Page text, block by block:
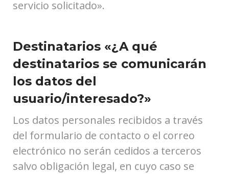
servicio solicitado».
Destinatarios «¿A qué
destinatarios se comunicarán
los datos del
usuario/interesado?»
Los datos personales recibidos a través
del formulario de contacto o el correo
electrónico no serán cedidos a terceros
salvo obligación legal, en cuyo caso se